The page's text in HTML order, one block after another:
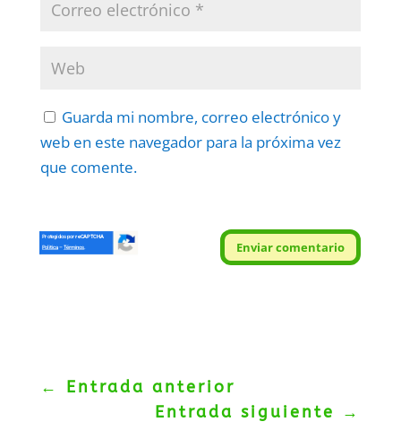
Guarda mi nombre, correo electrónico y
web en este navegador para la próxima vez
que comente.
Enviar comentario
Protegidos porreCAPTCHA
Politica–Términos
← Entrada anterior
Entrada siguiente
→